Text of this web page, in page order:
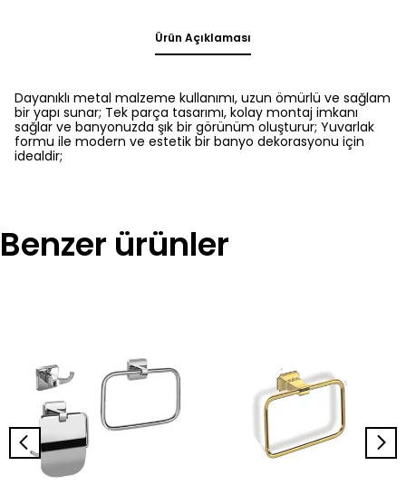
Ürün Açıklaması
Dayanıklı metal malzeme kullanımı, uzun ömürlü ve sağlam
bir yapı sunar; Tek parça tasarımı, kolay montaj imkanı
sağlar ve banyonuzda şık bir görünüm oluşturur; Yuvarlak
formu ile modern ve estetik bir banyo dekorasyonu için
idealdir;
Benzer ürünler